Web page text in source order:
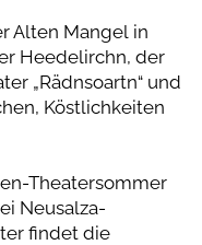
Alten Mangel in
Heedelirchn, der
„Rädnsoartn“ und
Köstlichkeiten
Theatersommer
Neusalza-
findet die